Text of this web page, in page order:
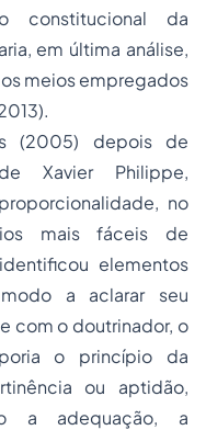
constitucional da
em última análise,
meios empregados
(2005) depois de
Xavier Philippe,
no
mais fáceis de
elementos
a aclarar seu
com o doutrinador, o
o princípio da
ou aptidão,
a adequação, a